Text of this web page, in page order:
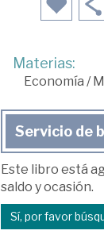
Materias:
Economía /
Servicio de
Este libro está
saldo y ocasión.
Sí, por favor